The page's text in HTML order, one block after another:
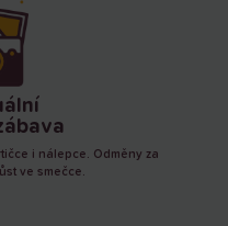
i nálepce. Odměny za
ve smečce.